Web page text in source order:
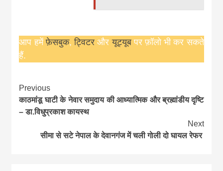
आप हमेंफ़ेसबुक,ट्विटरऔरयूट्यूबपर फ़ॉलो भी कर सकते
हैं.
Continue
Reading
Previous
काठमांडू घाटी के नेवार समुदाय की आध्यात्मिक और ब्रह्मांडीय दृष्टि
– डा.विधुप्रकाश कायस्थ
Next
सीमा से सटे नेपाल के देवानगंज में चली गाेली दो घायल रेफर